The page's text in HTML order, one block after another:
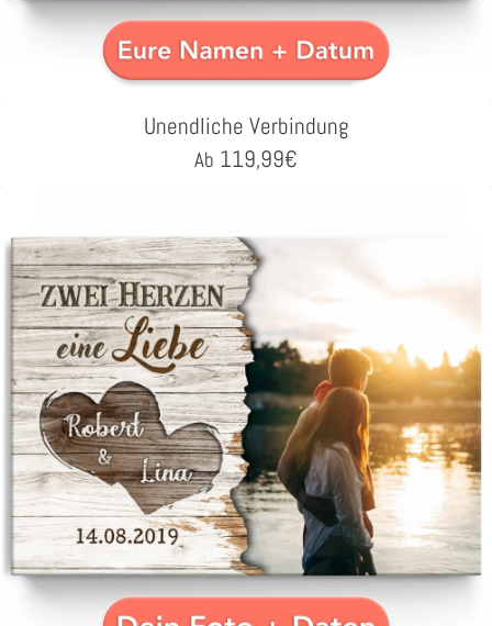
Unendliche Verbindung
Ab 119,99€